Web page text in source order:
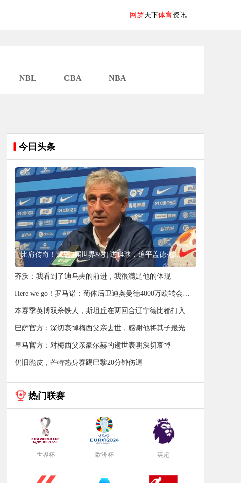
网罗天下体育资讯
NBL CBA NBA
今日头条
比肩传奇！凯恩3届世界杯打进14球，追平盖德·穆勒并排前史第5
齐沃：我看到了迪乌夫的前进，我很满足他的体现
Here we go！罗马诺：葡体后卫迪奥曼德4000万欧转会森
本赛季英博双杀铁人，斯坦丘在两回合辽宁德比都打入取
巴萨官方：深切哀悼梅西父亲去世，感谢他将其子最光辉
皇马官方：对梅西父亲豪尔赫的逝世表明深切哀悼
仍旧脆皮，芒特热身赛踢巴黎20分钟伤退
热门联赛
世界杯 欧洲杯 英超